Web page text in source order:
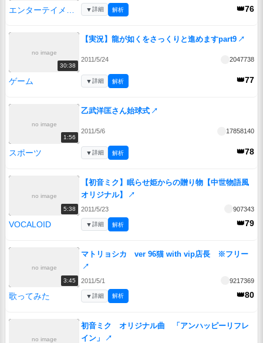
👑76
▼詳細 解析
no image
30:38
【実況】龍が如くをさっくりと進めますpart9 ↗
2011/5/24 2047738
ゲーム 👑77
▼詳細 解析
no image
1:56
乙武洋匡さん始球式 ↗
2011/5/6 17858140
スポーツ 👑78
▼詳細 解析
no image
5:38
【初音ミク】眠らせ姫からの贈り物【中世物語風
オリジナル】
↗
2011/5/23 907343
VOCALOID 👑79
▼詳細 解析
no image
3:45
マトリョシカ ver 96猫 with vip店長 ※フリー
↗
2011/5/1 9217369
歌ってみた 👑80
▼詳細 解析
no image
初音ミク オリジナル曲 「アンハッピーリフレ
イン」
↗